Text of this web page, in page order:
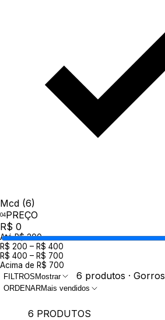
Mcd (6)
PREÇO
R$ 0
Até R$ 200
R$ 200 – R$ 400
R$ 400 – R$ 700
Acima de R$ 700
FILTROS Mostrar 6 produtos · Gorros
ORDENARMais vendidos
6 PRODUTOS